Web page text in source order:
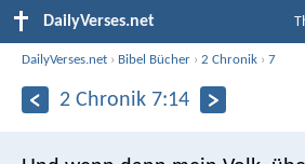
DailyVerses.net
DailyVerses.net › Bibel Bücher ›2 Chronik ›7
2 Chronik 7:14